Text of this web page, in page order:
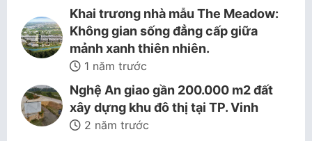
Khai trương nhà mẫu The Meadow:
Không gian sống đẳng cấp giữa
mảnh xanh thiên nhiên.
1 năm trước
Nghệ An giao gần 200.000 m2 đất
xây dựng khu đô thị tại TP. Vinh
2 năm trước